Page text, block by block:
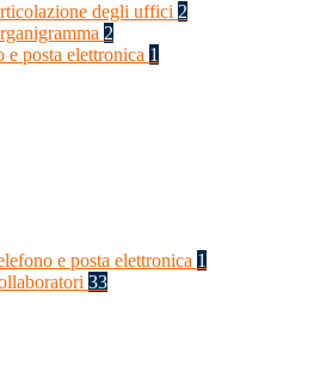
degli uffici 2
2
e posta elettronica 1
e posta elettronica 1
33